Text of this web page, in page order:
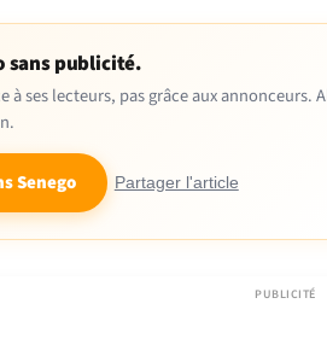
sans publicité.
à ses lecteurs, pas grâce aux
Senego Partager l'article